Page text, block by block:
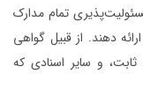
تمام مدارک
دهند. از قبیل گواهی
ثابت، و سایر اسنادی که